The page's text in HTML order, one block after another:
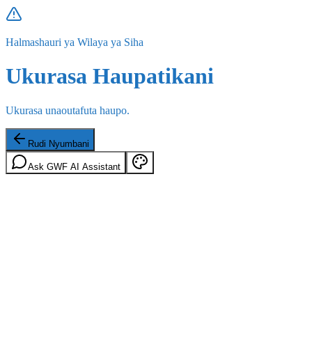
Halmashauri ya Wilaya ya Siha
Ukurasa Haupatikani
Ukurasa unaoutafuta haupo.
Rudi Nyumbani
Ask GWF AI Assistant